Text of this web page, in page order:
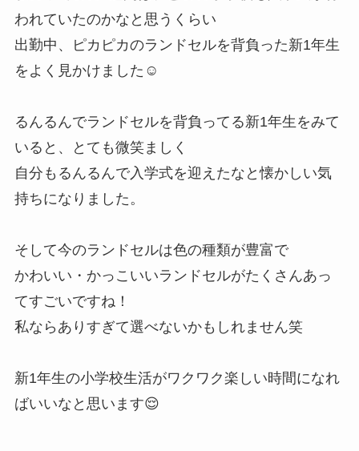
われていたのかなと思うくらい
出勤中、ピカピカのランドセルを背負った新1年生
をよく見かけました☺
るんるんでランドセルを背負ってる新1年生をみて
いると、とても微笑ましく
自分もるんるんで入学式を迎えたなと懐かしい気
持ちになりました。
そして今のランドセルは色の種類が豊富で
かわいい・かっこいいランドセルがたくさんあっ
てすごいですね！
私ならありすぎて選べないかもしれません笑
新1年生の小学校生活がワクワク楽しい時間になれ
ばいいなと思います😌